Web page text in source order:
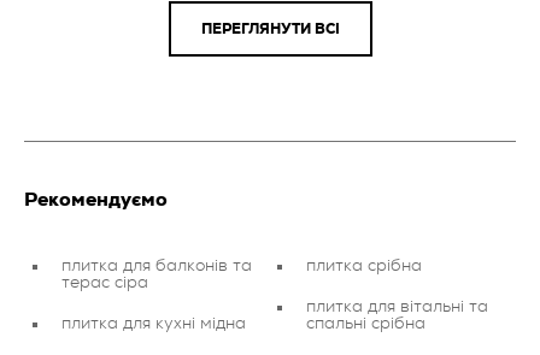
ПЕРЕГЛЯНУТИ ВСІ
Рекомендуємо
плитка для балконів та
терас сіра
плитка для кухні мідна
плитка срібна
плитка для вітальні та
спальні срібна